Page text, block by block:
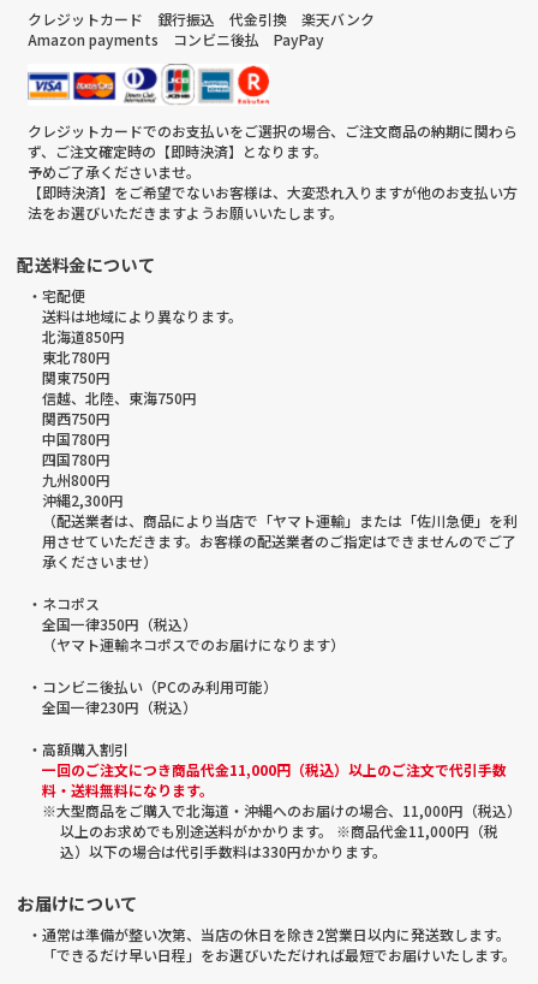
クレジットカード 銀行振込 代金引換 楽天バンク
Amazon payments コンビニ後払 PayPay
クレジットカードでのお支払いをご選択の場合、ご注文商品の納期に関わら
ず、ご注文確定時の【即時決済】となります。
予めご了承くださいませ。
【即時決済】をご希望でないお客様は、大変恐れ入りますが他のお支払い方
法をお選びいただきますようお願いいたします。
配送料金について
・宅配便
送料は地域により異なります。
北海道850円
東北780円
関東750円
信越、北陸、東海750円
関西750円
中国780円
四国780円
九州800円
沖縄2,300円
（配送業者は、商品により当店で「ヤマト運輸」または「佐川急便」を利
用させていただきます。お客様の配送業者のご指定はできませんのでご了
承くださいませ）
・ネコポス
全国一律350円（税込）
（ヤマト運輸ネコポスでのお届けになります）
・コンビニ後払い（PCのみ利用可能）
全国一律230円（税込）
・高額購入割引
一回のご注文につき商品代金11,000円（税込）以上のご注文で代引手数
料・送料無料になります。
※大型商品をご購入で北海道・沖縄へのお届けの場合、11,000円（税込）
以上のお求めでも別途送料がかかります。 ※商品代金11,000円（税
込）以下の場合は代引手数料は330円かかります。
お届けについて
・通常は準備が整い次第、当店の休日を除き2営業日以内に発送致します。
「できるだけ早い日程」をお選びいただければ最短でお届けいたします。